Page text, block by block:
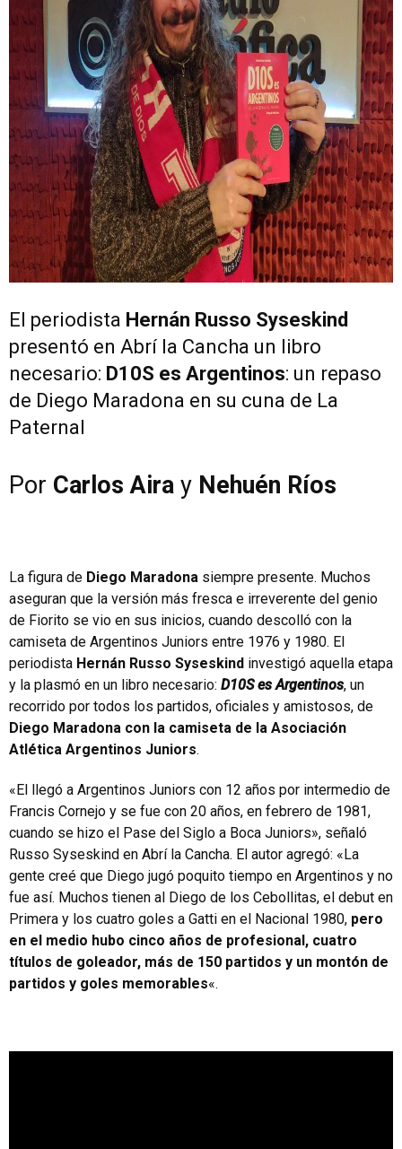
El periodista Hernán Russo Syseskind
presentó en Abrí la Cancha un libro
necesario: D10S es Argentinos: un repaso
de Diego Maradona en su cuna de La
Paternal
Por Carlos Aira y Nehuén Ríos
La figura de Diego Maradona siempre presente. Muchos
aseguran que la versión más fresca e irreverente del genio
de Fiorito se vio en sus inicios, cuando descolló con la
camiseta de Argentinos Juniors entre 1976 y 1980. El
periodista Hernán Russo Syseskind investigó aquella etapa
y la plasmó en un libro necesario: D10S es Argentinos, un
recorrido por todos los partidos, oficiales y amistosos, de
Diego Maradona con la camiseta de la Asociación
Atlética Argentinos Juniors.
«El llegó a Argentinos Juniors con 12 años por intermedio de
Francis Cornejo y se fue con 20 años, en febrero de 1981,
cuando se hizo el Pase del Siglo a Boca Juniors», señaló
Russo Syseskind en Abrí la Cancha. El autor agregó: «La
gente creé que Diego jugó poquito tiempo en Argentinos y no
fue así. Muchos tienen al Diego de los Cebollitas, el debut en
Primera y los cuatro goles a Gatti en el Nacional 1980, pero
en el medio hubo cinco años de profesional, cuatro
títulos de goleador, más de 150 partidos y un montón de
partidos y goles memorables«.